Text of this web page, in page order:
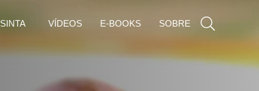
SINTA VÍDEOS E-BOOKS SOBRE